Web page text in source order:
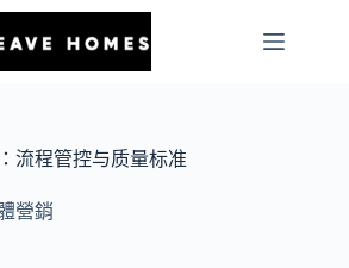
流程管控与质量标准
營銷